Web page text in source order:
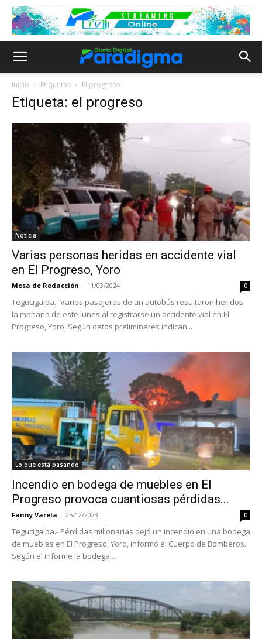
Inicio Etiquetas El progreso
Etiqueta: el progreso
Noticia
Varias personas heridas en accidente vial
en El Progreso, Yoro
Mesa de Redacción - 11/03/2024 0
Tegucigalpa.- Varios pasajeros de un autobús resultaron heridos
la mañana de este lunes al registrarse un accidente vial en El
Progreso, Yoro. Según datos preliminares indican...
Lo que está pasando
Incendio en bodega de muebles en El
Progreso provoca cuantiosas pérdidas...
Fanny Varela - 25/12/2023 0
Tegucigalpa.- Pérdidas millonarias dejó un incendio en una bodega
de muebles en El Progreso, Yoro, informó el Cuerpo de Bomberos.
Según el informe la bodega...